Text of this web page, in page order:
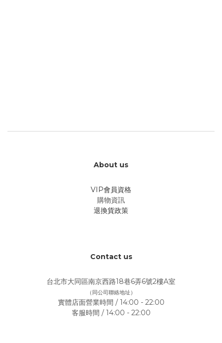
About us
VIP會員資格
購物資訊
退換貨政策
Contact us
台北市大同區南京西路18巷6弄6號2樓A室
（同公司聯絡地址）
實體店面營業時間 / 14:00 - 22:00
客服時間 / 14:00 - 22:00